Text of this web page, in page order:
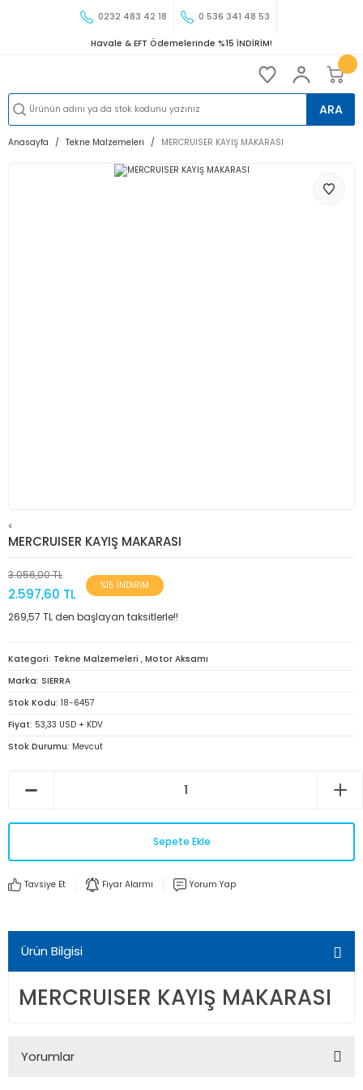
0232 483 42 18 0 536 341 48 53
Havale & EFT Ödemelerinde %15 İNDİRİM!
ARA
Anasayfa Tekne Malzemeleri MERCRUISER KAYIŞ MAKARASI
<
MERCRUISER KAYIŞ MAKARASI
3.056,00 TL
2.597,60 TL
%15 İNDİRİM
269,57 TL den başlayan taksitlerle!!
Kategori Tekne Malzemeleri , Motor Aksamı
Marka SIERRA
Stok Kodu 18-6457
Fiyat 53,33 USD + KDV
Stok Durumu Mevcut
Sepete Ekle
Tavsiye Et Fiyar Alarmı Yorum Yap
Ürün Bilgisi
MERCRUISER KAYIŞ MAKARASI
Yorumlar